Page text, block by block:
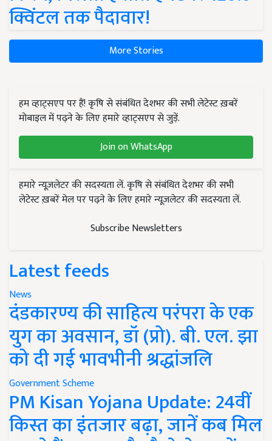
क्विंटल तक पैदावार!
More Stories
हम व्हाट्सएप पर हैं! कृषि से संबंधित देशभर की सभी लेटेस्ट ख़बरें
मोबाइल में पढ़ने के लिए हमारे व्हाट्सएप से जुड़ें.
Join on WhatsApp
हमारे न्यूज़लेटर की सदस्यता लें. कृषि से संबंधित देशभर की सभी
लेटेस्ट ख़बरें मेल पर पढ़ने के लिए हमारे न्यूज़लेटर की सदस्यता लें.
Subscribe Newsletters
Latest feeds
News
दंडकारण्य की साहित्य परंपरा के एक
युग का अवसान, डॉ (प्रो). बी. एल. झा
को दी गई भावभीनी श्रद्धांजलि
Government Scheme
PM Kisan Yojana Update: 24वीं
किस्त का इंतजार बढ़ा, जानें कब मिल